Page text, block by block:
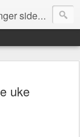
2008
uke